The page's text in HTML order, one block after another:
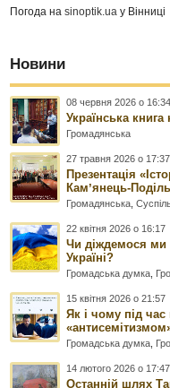
Погода наsinoptik.ua у Вінниці
Новини
08 червня 2026 о 16:34
Українська
Громадянська
27 травня 2026 о 17:37
Презентація
Камʼянець-
Громадянська ,
22 квітня 2026 о 16:17
Чи діждемося ми
Україні?
Громадська думка
15 квітня 2026 о 21:57
Як і чому під
Громадська думка
14 лютого 2026 о 17:47
Останній шлях